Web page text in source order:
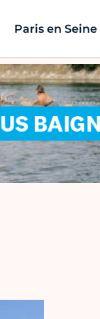
Paris en Seine